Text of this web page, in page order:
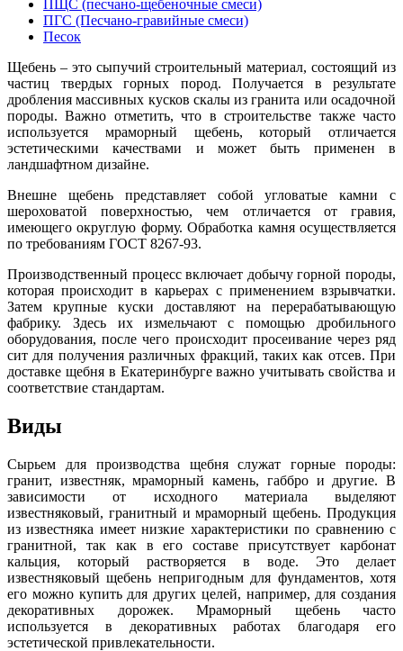
ПЩС (песчано-щебеночные смеси)
ПГС (Песчано-гравийные смеси)
Песок
Щебень – это сыпучий строительный материал, состоящий из
частиц твердых горных пород. Получается в результате
дробления массивных кусков скалы из гранита или осадочной
породы. Важно отметить, что в строительстве также часто
используется мраморный щебень, который отличается
эстетическими качествами и может быть применен в
ландшафтном дизайне.
Внешне щебень представляет собой угловатые камни с
шероховатой поверхностью, чем отличается от гравия,
имеющего округлую форму. Обработка камня осуществляется
по требованиям ГОСТ 8267-93.
Производственный процесс включает добычу горной породы,
которая происходит в карьерах с применением взрывчатки.
Затем крупные куски доставляют на перерабатывающую
фабрику. Здесь их измельчают с помощью дробильного
оборудования, после чего происходит просеивание через ряд
сит для получения различных фракций, таких как отсев. При
доставке щебня в Екатеринбурге важно учитывать свойства и
соответствие стандартам.
Виды
Сырьем для производства щебня служат горные породы:
гранит, известняк, мраморный камень, габбро и другие. В
зависимости от исходного материала выделяют
известняковый, гранитный и мраморный щебень. Продукция
из известняка имеет низкие характеристики по сравнению с
гранитной, так как в его составе присутствует карбонат
кальция, который растворяется в воде. Это делает
известняковый щебень непригодным для фундаментов, хотя
его можно купить для других целей, например, для создания
декоративных дорожек. Мраморный щебень часто
используется в декоративных работах благодаря его
эстетической привлекательности.